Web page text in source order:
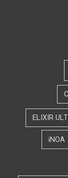
ELIXIR
iNOA